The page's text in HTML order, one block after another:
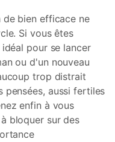
de bien efficace ne
Si vous êtes
pour se lancer
ou d'un nouveau
trop distrait
aussi fertiles
enfin à vous
bloquer sur des